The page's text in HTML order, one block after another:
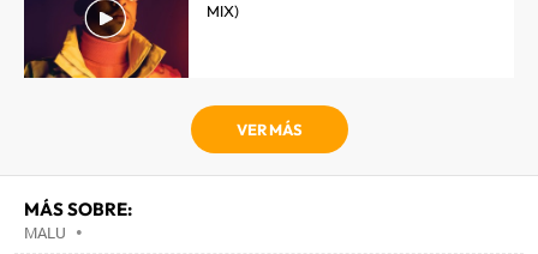
MIX)
VER MÁS
MÁS SOBRE:
MALU •